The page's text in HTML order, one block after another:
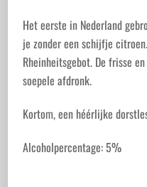
Het eerste in Nederland
je zonder een schijfje
Rheinheitsgebot. De frisse
soepele afdronk.
Kortom, een héérlijke
Alcoholpercentage: 5%